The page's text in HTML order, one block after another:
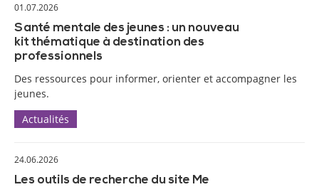
01.07.2026
Santé mentale des jeunes : un nouveau
kit thématique à destination des
professionnels
Des ressources pour informer, orienter et accompagner les
jeunes.
Actualités
24.06.2026
Les outils de recherche du site Me